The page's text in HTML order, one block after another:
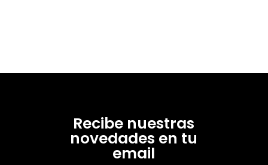
Recibe nuestras
novedades en tu
email